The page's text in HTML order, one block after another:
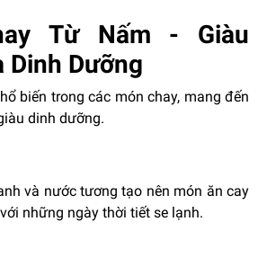
Từ Nấm - Giàu
Dinh Dưỡng
biến trong các món chay, mang đến
dinh dưỡng.
và nước tương tạo nên món ăn cay
những ngày thời tiết se lạnh.